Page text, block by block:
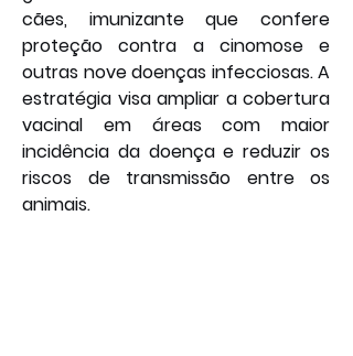
cães, imunizante que confere
proteção contra a cinomose e
outras nove doenças infecciosas. A
estratégia visa ampliar a cobertura
vacinal em áreas com maior
incidência da doença e reduzir os
riscos de transmissão entre os
animais.